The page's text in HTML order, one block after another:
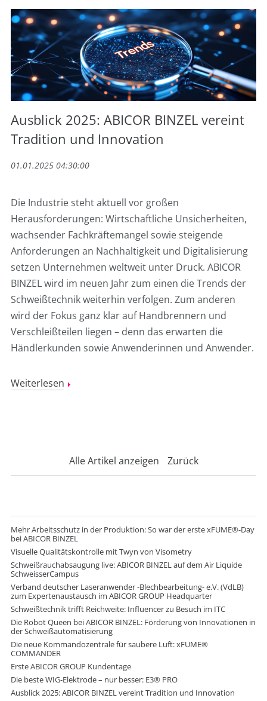
Ausblick 2025: ABICOR BINZEL vereint
Tradition und Innovation
01.01.2025 04:30:00
Die Industrie steht aktuell vor großen
Herausforderungen: Wirtschaftliche Unsicherheiten,
wachsender Fachkräftemangel sowie steigende
Anforderungen an Nachhaltigkeit und Digitalisierung
setzen Unternehmen weltweit unter Druck. ABICOR
BINZEL wird im neuen Jahr zum einen die Trends der
Schweißtechnik weiterhin verfolgen. Zum anderen
wird der Fokus ganz klar auf Handbrennern und
Verschleißteilen liegen – denn das erwarten die
Händlerkunden sowie Anwenderinnen und Anwender.
Weiterlesen
Alle Artikel anzeigen Zurück
Mehr Arbeitsschutz in der Produktion: So war der erste xFUME®-Day
bei ABICOR BINZEL
Visuelle Qualitätskontrolle mit Twyn von Visometry
Schweißrauchabsaugung live: ABICOR BINZEL auf dem Air Liquide
SchweisserCampus
Verband deutscher Laseranwender -Blechbearbeitung- e.V. (VdLB)
zum Expertenaustausch im ABICOR GROUP Headquarter
Schweißtechnik trifft Reichweite: Influencer zu Besuch im ITC
Die Robot Queen bei ABICOR BINZEL: Förderung von Innovationen in
der Schweißautomatisierung
Die neue Kommandozentrale für saubere Luft: xFUME®
COMMANDER
Erste ABICOR GROUP Kundentage
Die beste WIG-Elektrode – nur besser: E3® PRO
Ausblick 2025: ABICOR BINZEL vereint Tradition und Innovation